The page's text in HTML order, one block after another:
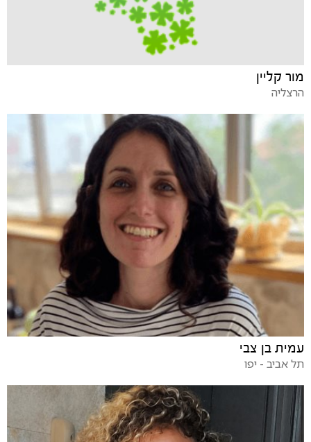
מור קליין
הרצליה
עמית בן צבי
תל אביב - יפו